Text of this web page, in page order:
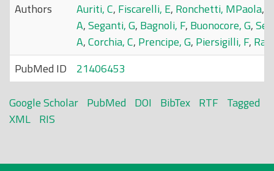
Authors Auriti, C, Fiscarelli, E, Ronchetti, MPaola,
A,Seganti, G, Bagnoli, F, Buonocore, G,
A,Corchia, C, Prencipe, G, Piersigilli, F,
PubMed ID
21406453
Google Scholar PubMed DOI BibTex RTF Tagged
XML RIS